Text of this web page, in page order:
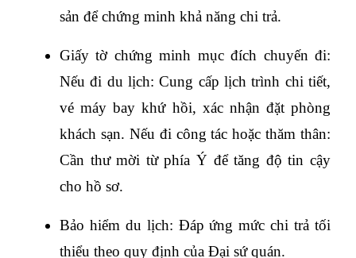
sản để chứng minh khả năng chi trả.
Giấy tờ chứng minh mục đích chuyến đi:
Nếu đi du lịch: Cung cấp lịch trình chi tiết,
vé máy bay khứ hồi, xác nhận đặt phòng
khách sạn. Nếu đi công tác hoặc thăm thân:
Cần thư mời từ phía Ý để tăng độ tin cậy
cho hồ sơ.
Bảo hiểm du lịch: Đáp ứng mức chi trả tối
thiểu theo quy định của Đại sứ quán.